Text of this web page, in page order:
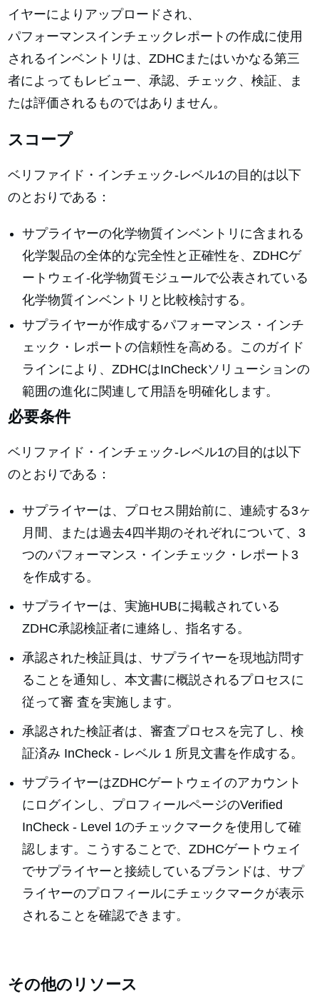
イヤーによりアップロードされ、
パフォーマンスインチェックレポートの作成に使用
されるインベントリは、ZDHCまたはいかなる第三
者によってもレビュー、承認、チェック、検証、ま
たは評価されるものではありません。
スコープ
ベリファイド・インチェック-レベル1の目的は以下
のとおりである：
サプライヤーの化学物質インベントリに含まれる
化学製品の全体的な完全性と正確性を、ZDHCゲ
ートウェイ-化学物質モジュールで公表されている
化学物質インベントリと比較検討する。
サプライヤーが作成するパフォーマンス・インチ
ェック・レポートの信頼性を高める。このガイド
ラインにより、ZDHCはInCheckソリューションの
範囲の進化に関連して用語を明確化します。
必要条件
ベリファイド・インチェック-レベル1の目的は以下
のとおりである：
サプライヤーは、プロセス開始前に、連続する3ヶ
月間、または過去4四半期のそれぞれについて、3
つのパフォーマンス・インチェック・レポート3
を作成する。
サプライヤーは、実施HUBに掲載されている
ZDHC承認検証者に連絡し、指名する。
承認された検証員は、サプライヤーを現地訪問す
ることを通知し、本文書に概説されるプロセスに
従って審 査を実施します。
承認された検証者は、審査プロセスを完了し、検
証済み InCheck - レベル 1 所見文書を作成する。
サプライヤーはZDHCゲートウェイのアカウント
にログインし、プロフィールページのVerified
InCheck - Level 1のチェックマークを使用して確
認します。こうすることで、ZDHCゲートウェイ
でサプライヤーと接続しているブランドは、サプ
ライヤーのプロフィールにチェックマークが表示
されることを確認できます。
その他のリソース